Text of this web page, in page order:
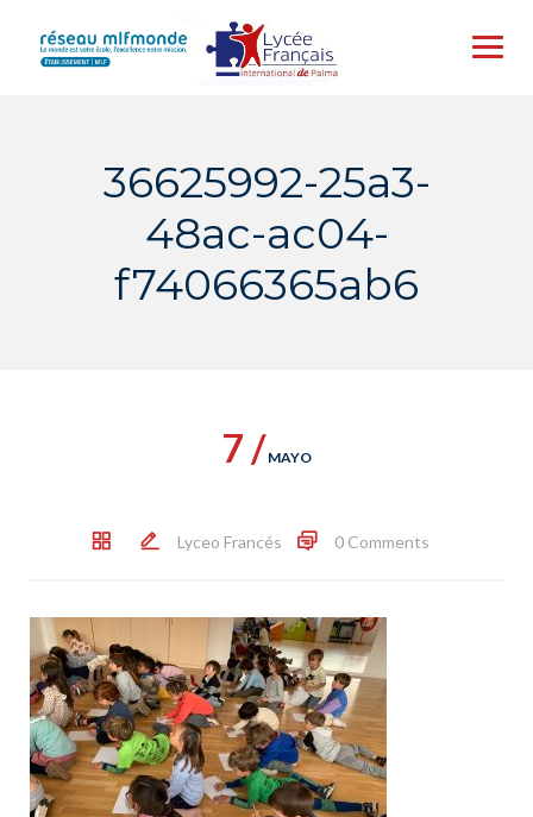
content
36625992-25a3-
48ac-ac04-
f74066365ab6
7 / MAYO
Lyceo Francés 0 Comments